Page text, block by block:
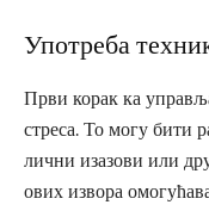
Употреба
Први корак ка
стреса. То могу бити
лични изазови или
ових извора